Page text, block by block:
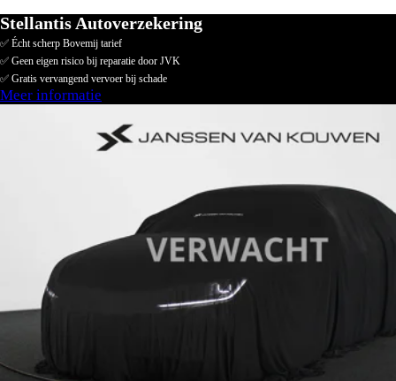
Stellantis Autoverzekering
✅ Écht scherp Bovemij tarief
✅ Geen eigen risico bij reparatie door JVK
✅ Gratis vervangend vervoer bij schade
Meer informatie